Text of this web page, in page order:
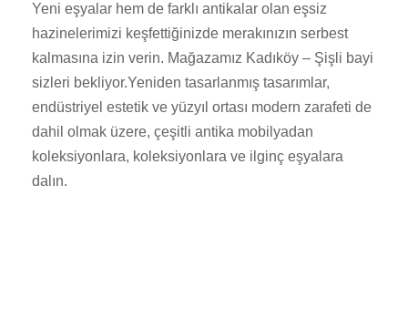
Yeni eşyalar hem de farklı antikalar olan eşsiz
hazinelerimizi keşfettiğinizde merakınızın serbest
kalmasına izin verin. Mağazamız Kadıköy – Şişli bayi
sizleri bekliyor.Yeniden tasarlanmış tasarımlar,
endüstriyel estetik ve yüzyıl ortası modern zarafeti de
dahil olmak üzere, çeşitli antika mobilyadan
koleksiyonlara, koleksiyonlara ve ilginç eşyalara
dalın.